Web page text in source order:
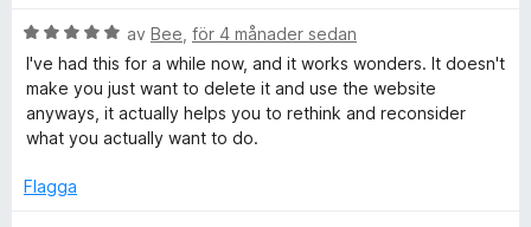
r
e
e
v
5
g
s
a
t
t
a
B
e
t
y
g
a
av Bee för 4 månader sedan
I've had this for a while now, and it works wonders. It doesn't
make you just want to delete it and use the website
anyways, it actually helps you to rethink and reconsider
what you actually want to do.
Flagga